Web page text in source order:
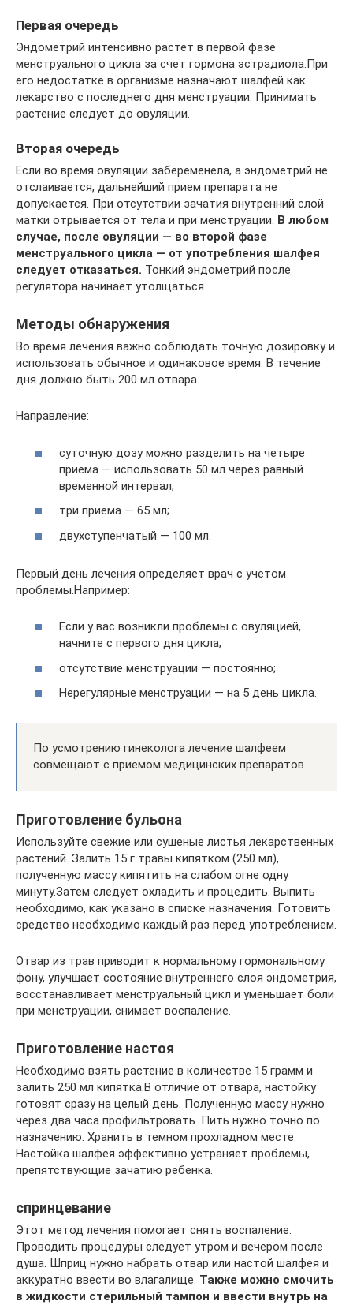
Первая очередь
Эндометрий интенсивно растет в первой фазе
менструального цикла за счет гормона эстрадиола.При
его недостатке в организме назначают шалфей как
лекарство с последнего дня менструации. Принимать
растение следует до овуляции.
Вторая очередь
Если во время овуляции забеременела, а эндометрий не
отслаивается, дальнейший прием препарата не
допускается. При отсутствии зачатия внутренний слой
матки отрывается от тела и при менструации. В любом
случае, после овуляции — во второй фазе
менструального цикла — от употребления шалфея
следует отказаться. Тонкий эндометрий после
регулятора начинает утолщаться.
Методы обнаружения
Во время лечения важно соблюдать точную дозировку и
использовать обычное и одинаковое время. В течение
дня должно быть 200 мл отвара.
Направление:
суточную дозу можно разделить на четыре
приема — использовать 50 мл через равный
временной интервал;
три приема — 65 мл;
двухступенчатый — 100 мл.
Первый день лечения определяет врач с учетом
проблемы.Например:
Если у вас возникли проблемы с овуляцией,
начните с первого дня цикла;
отсутствие менструации — постоянно;
Нерегулярные менструации — на 5 день цикла.
По усмотрению гинеколога лечение шалфеем
совмещают с приемом медицинских препаратов.
Приготовление бульона
Используйте свежие или сушеные листья лекарственных
растений. Залить 15 г травы кипятком (250 мл),
полученную массу кипятить на слабом огне одну
минуту.Затем следует охладить и процедить. Выпить
необходимо, как указано в списке назначения. Готовить
средство необходимо каждый раз перед употреблением.
Отвар из трав приводит к нормальному гормональному
фону, улучшает состояние внутреннего слоя эндометрия,
восстанавливает менструальный цикл и уменьшает боли
при менструации, снимает воспаление.
Приготовление настоя
Необходимо взять растение в количестве 15 грамм и
залить 250 мл кипятка.В отличие от отвара, настойку
готовят сразу на целый день. Полученную массу нужно
через два часа профильтровать. Пить нужно точно по
назначению. Хранить в темном прохладном месте.
Настойка шалфея эффективно устраняет проблемы,
препятствующие зачатию ребенка.
спринцевание
Этот метод лечения помогает снять воспаление.
Проводить процедуры следует утром и вечером после
душа. Шприц нужно набрать отвар или настой шалфея и
аккуратно ввести во влагалище. Также можно смочить
в жидкости стерильный тампон и ввести внутрь на